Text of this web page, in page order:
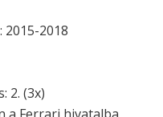
2015-2018
2. (3x)